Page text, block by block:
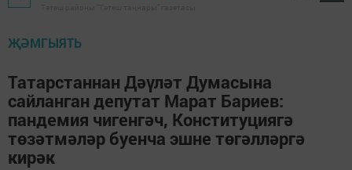
ҖӘМГЫЯТЬ
Татарстаннан Дәүләт Думасына
сайланган депутат Марат Бариев:
пандемия чигенгәч, Конституциягә
төзәтмәләр буенча эшне төгәлләргә
кирәк